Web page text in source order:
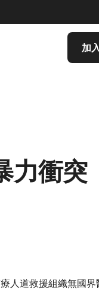
加
力衝突
人道救援組織無國界